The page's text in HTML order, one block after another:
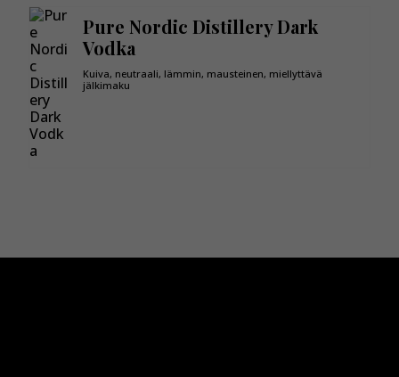
Pure Nordic Distillery Dark
Vodka
Kuiva, neutraali, lämmin, mausteinen, miellyttävä
jälkimaku